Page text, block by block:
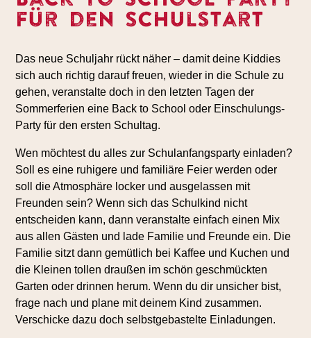
für den Schulstart
Das neue Schuljahr rückt näher – damit deine Kiddies
sich auch richtig darauf freuen, wieder in die Schule zu
gehen, veranstalte doch in den letzten Tagen der
Sommerferien eine Back to School oder Einschulungs-
Party für den ersten Schultag.
Wen möchtest du alles zur Schulanfangsparty einladen?
Soll es eine ruhigere und familiäre Feier werden oder
soll die Atmosphäre locker und ausgelassen mit
Freunden sein? Wenn sich das Schulkind nicht
entscheiden kann, dann veranstalte einfach einen Mix
aus allen Gästen und lade Familie und Freunde ein. Die
Familie sitzt dann gemütlich bei Kaffee und Kuchen und
die Kleinen tollen draußen im schön geschmückten
Garten oder drinnen herum. Wenn du dir unsicher bist,
frage nach und plane mit deinem Kind zusammen.
Verschicke dazu doch selbstgebastelte Einladungen.